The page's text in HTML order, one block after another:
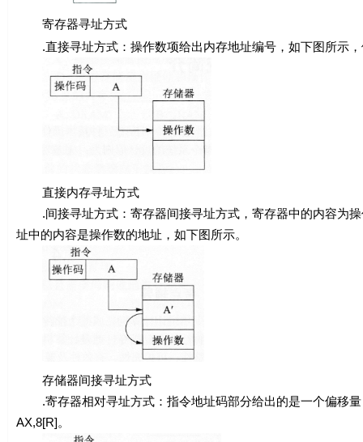
寄存器寻址方式
.直接寻址方式：操作数项给出内存地址编号，如下图所示，
直接内存寻址方式
.间接寻址方式：寄存器间接寻址方式，寄存器中的内容为操
址中的内容是操作数的地址，如下图所示。
存储器间接寻址方式
.寄存器相对寻址方式：指令地址码部分给出的是一个偏移量
AX,8[R]。